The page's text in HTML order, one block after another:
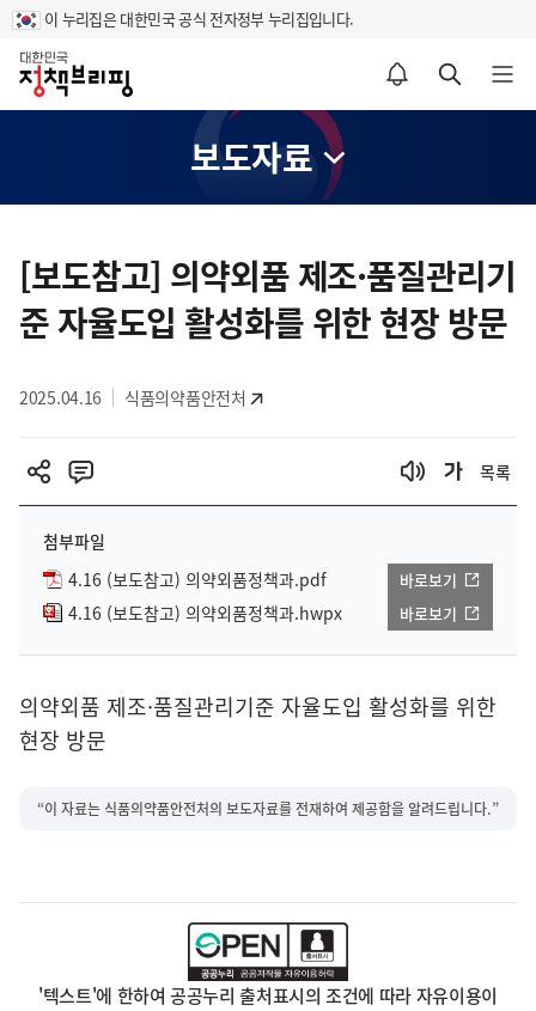
이 누리집은 대한민국 공식 전자정부 누리집입니다.
홈
알림설정 바로가기 검색 바로가기 메뉴 열기
보도자료
텐
츠
영
[보도참고] 의약외품 제조·품질관리기
준 자율도입 활성화를 위한 현장 방문
2025.04.16 식품의약품안전처
목록
첨부파일
4.16 (보도참고) 의약외품정책과.pdf
바로보기
4.16 (보도참고) 의약외품정책과.hwpx 바로보기
의약외품 제조·품질관리기준 자율도입 활성화를 위한
현장 방문
“이 자료는 식품의약품안전처의 보도자료를 전재하여 제공함을 알려드립니다.”
'텍스트'에 한하여 공공누리 출처표시의 조건에 따라 자유이용이